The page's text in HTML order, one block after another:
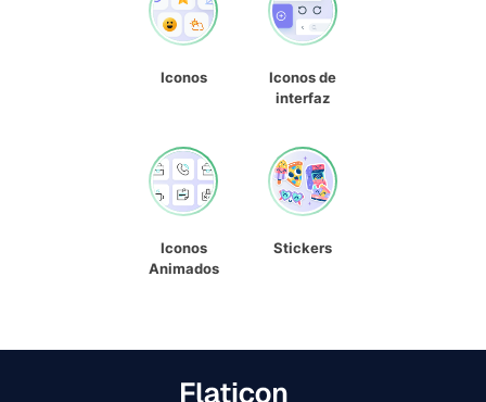
Iconos
Iconos de
interfaz
Iconos
Animados
Stickers